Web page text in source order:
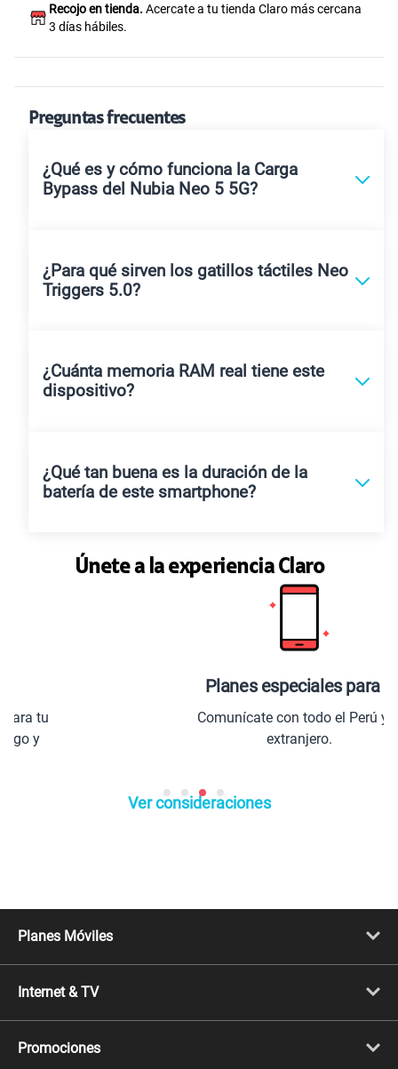
Recojo en tienda. Acercate a tu tienda Claro más cercana
3 días hábiles.
Preguntas frecuentes
¿Qué es y cómo funciona la Carga
Bypass del Nubia Neo 5 5G?
¿Para qué sirven los gatillos táctiles Neo
Triggers 5.0?
¿Cuánta memoria RAM real tiene este
dispositivo?
¿Qué tan buena es la duración de la
batería de este smartphone?
Únete a la experiencia Claro
Planes especiales para ti
Comunícate con todo el Perú y el
Ver consideraciones
Planes Móviles
Línea Nueva
Línea Adicional
Migración
Internet & TV
Internet + TV
Mejora tu plan
Promociones